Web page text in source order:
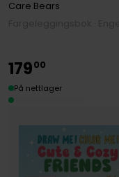
Care Bears
17900
På nettlager